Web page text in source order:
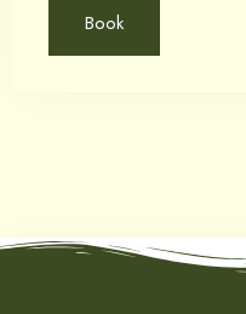
illo, veniam quibusdam
quos esse libero
Book